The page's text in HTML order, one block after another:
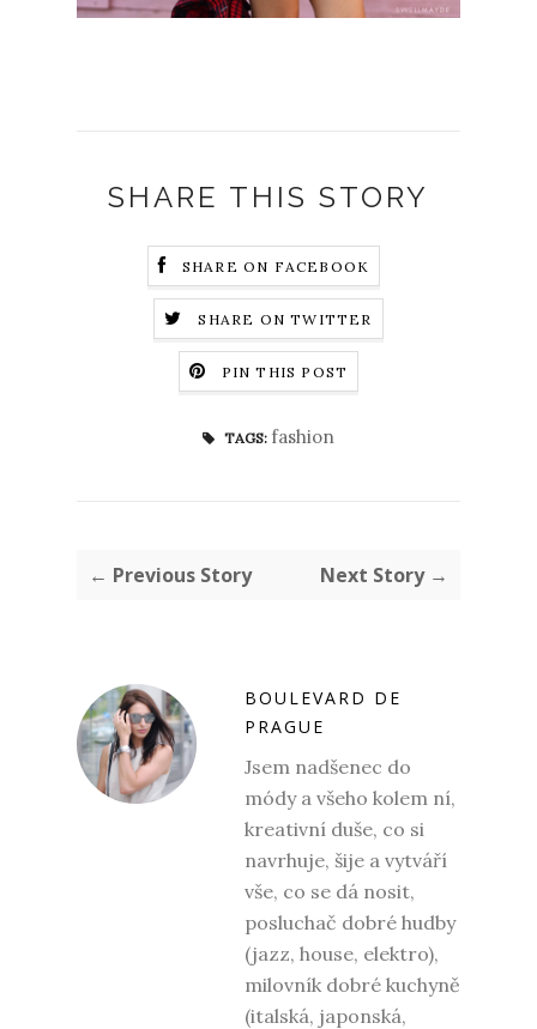
SHARE THIS STORY
SHARE ON FACEBOOK
SHARE ON TWITTER
PIN THIS POST
TAGS: fashion
← Previous Story Next Story →
BOULEVARD DE
PRAGUE
Jsem nadšenec do
módy a všeho kolem ní,
kreativní duše, co si
navrhuje, šije a vytváří
vše, co se dá nosit,
posluchač dobré hudby
(jazz, house, elektro),
milovník dobré kuchyně
(italská, japonská,